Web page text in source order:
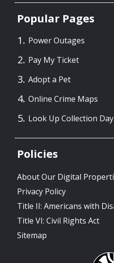
Popular Pages
Power Outages
Pay My Ticket
Adopt a Pet
Online Crime Maps
Look Up Collection Day
Policies
About Our Digital
Privacy Policy
Title II: Americans with
Title VI: Civil Rights Act
Sitemap